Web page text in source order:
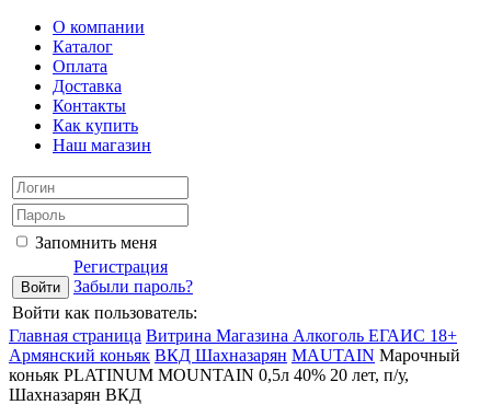
О компании
Каталог
Оплата
Доставка
Контакты
Как купить
Наш магазин
Запомнить меня
Регистрация
Забыли пароль?
Войти как пользователь:
Главная страница Витрина Магазина Алкоголь ЕГАИС 18+
Армянский коньяк ВКД Шахназарян MAUTAIN Марочный
коньяк PLATINUM MOUNTAIN 0,5л 40% 20 лет, п/у,
Шахназарян ВКД